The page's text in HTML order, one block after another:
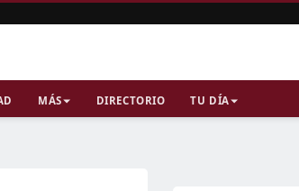
MÁS DIRECTORIO TU DÍA